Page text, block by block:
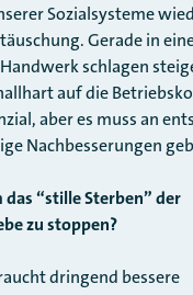
Sozialsysteme
Gerade in
schlagen
auf die
aber es muss an
Nachbesserungen
“stille Sterben” der
zu stoppen?
dringend bessere